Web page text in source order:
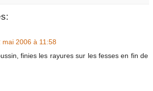
mai 2006 à 11:58
finies les rayures sur les fesses en fin de